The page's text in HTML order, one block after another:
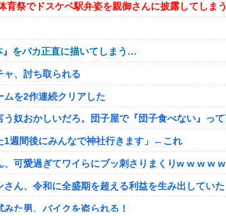
育祭でドスケベ駅弁姿を親御さんに披露してしま
』をバカ正直に描いてしまう…
ャ、討ち取られる
ムを2作連続クリアした
奴おかしいだろ。団子屋で『団子食べない』って
1週間後にみんなで神社行きます」←これ
、可愛過ぎてワイらにブッ刺さりまくりw w w w
ん、令和に全盛期を超える利益を生み出していた
みた男、バイクを盗られる！